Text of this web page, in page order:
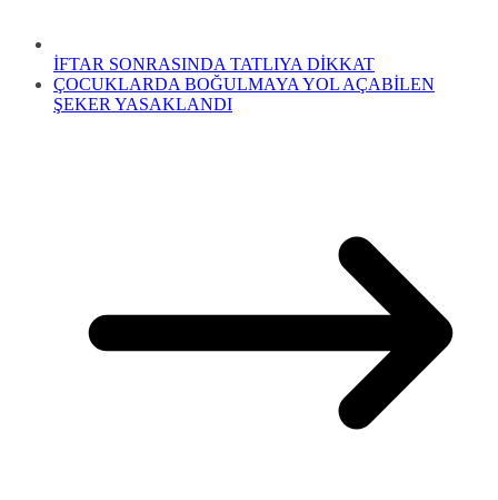
İFTAR SONRASINDA TATLIYA DİKKAT
ÇOCUKLARDA BOĞULMAYA YOL AÇABİLEN
ŞEKER YASAKLANDI